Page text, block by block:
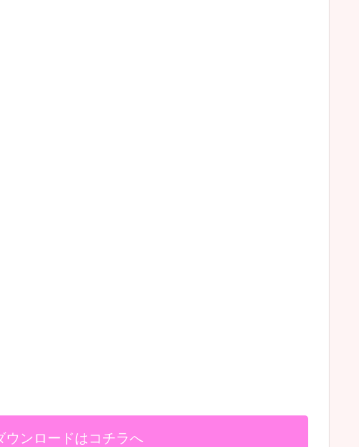
ウンロードはコチラへ